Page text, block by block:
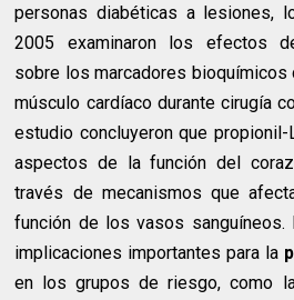
personas diabéticas a lesiones,
2005 examinaron los efectos
sobre los marcadores bioquímicos
músculo cardíaco durante cirugía
estudio concluyeron que
aspectos de la función del
través de mecanismos que
función de los vasos sanguíneos.
implicaciones importantes para la
en los grupos de riesgo, como